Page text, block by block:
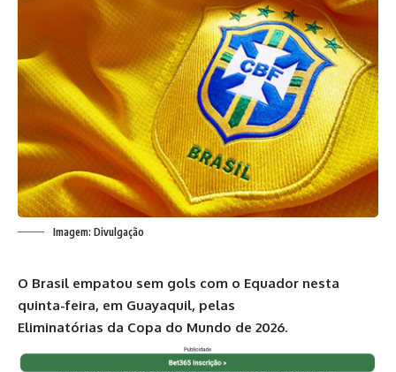
Imagem: Divulgação
O Brasil empatou sem gols com o Equador nesta
quinta-feira, em Guayaquil, pelas
Eliminatórias da Copa do Mundo de 2026.